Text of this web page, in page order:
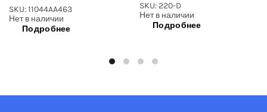
SKU: 11044AA463
Нет в наличии
Подробнее
SKU: 220-D
Нет в наличии
Подробнее